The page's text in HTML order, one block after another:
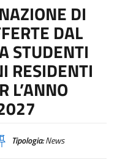
DI
DAL
STUDENTI
RESIDENTI
L’ANNO
Tipologia:News